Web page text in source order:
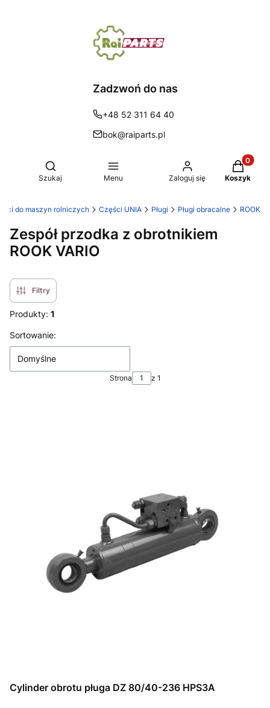
Zadzwoń do nas
+48 52 311 64 40
bok@raiparts.pl
Otwórz wyszukiwarkę
Szukaj Menu Zaloguj się Koszyk
do maszyn rolniczych Części UNIA Pługi Pługi obracalne ROOK
Zespół przodka z obrotnikiem
ROOK VARIO
Filtry
Produkty: 1
Lista produktów
Sortowanie:
Domyślne
Strona z 1
Cylinder obrotu pługa DZ 80/40-236 HPS3A